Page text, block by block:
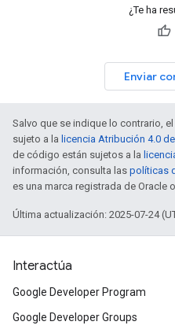
¿Te ha
Enviar
Salvo que se indique lo contrario,
sujeto a la licencia Atribución 4.0
de código están sujetos a la
información, consulta las políticas
es una marca registrada de Oracle
Última actualización: 2025-07-24
Interactúa
Google Developer Program
Google Developer Groups